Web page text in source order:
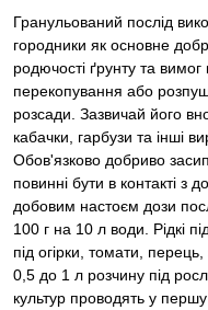
Гранульований послід
городники як основне
родючості ґрунту та
перекопування або
розсади. Зазвичай його
кабачки, гарбузи та інші
Обов'язково добриво
повинні бути в контакті з
добовим настоєм дози
100 г на 10 л води. Рідкі
під огірки, томати,
0,5 до 1 л розчину під
культур проводять у